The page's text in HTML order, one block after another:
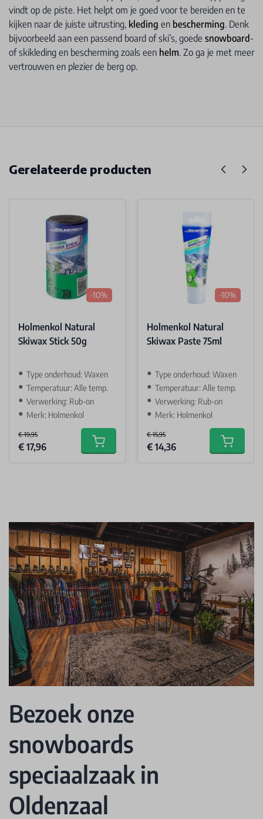
vindt op de piste. Het helpt om je goed voor te bereiden en te
kijken naar de juiste uitrusting, kleding en bescherming. Denk
bijvoorbeeld aan een passend board of ski’s, goede snowboard-
of skikleding en bescherming zoals een helm. Zo ga je met meer
vertrouwen en plezier de berg op.
Gerelateerde producten
-10%
Holmenkol Natural
Skiwax Stick 50g
Type onderhoud: Waxen
Temperatuur: Alle temp.
Verwerking: Rub-on
Merk: Holmenkol
€ 19,95
Special Price
€ 17,96 Add to cart
-10%
Holmenkol Natural
Skiwax Paste 75ml
Type onderhoud: Waxen
Temperatuur: Alle temp.
Verwerking: Rub-on
Merk: Holmenkol
€ 15,95
Special Price
€ 14,36 Add to
Bezoek onze
snowboards
speciaalzaak in
Oldenzaal